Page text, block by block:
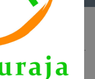
tantangan yang
untuk memacu adrenalin.